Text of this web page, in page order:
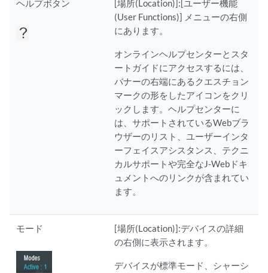
ヘルプボタン
[場所(Location)]:[ユーザー機能
(User Functions)] メニューの右側
にあります。
オンラインヘルプセンターとスタ
ートガイドにアクセスするには、
バナーの右端にあるクエスチョン
マークの形をしたアイコンをクリ
ックします。ヘルプセンターに
は、サポートされているWebブラ
ウザーのリスト、ユーザーインタ
ーフェイスアシスタンス、テクニ
カルサポートや完全なJ-Webドキ
ュメントへのリンクが含まれてい
ます。
モード
[場所(Location)]:デバイスの詳細
の右側に表示されます。
デバイスが標準モード、シャーシ